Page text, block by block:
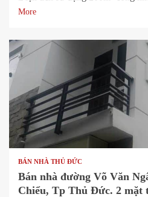
More
1 min read
BÁN NHÀ THỦ ĐỨC
Bán nhà đường Võ Văn
Chiểu, Tp Thủ Đức. 2 mặt